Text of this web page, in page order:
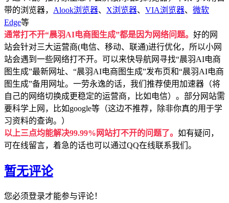
带的浏览器， Alook浏览器、 X浏览器、 VIA浏览器、 微软
Edge等
通常打不开“晨羽AI电商图生成”都是因为网络问题。 好的网
站会针对三大运营商(电信、移动、联通)进行优化，所以小网
站会遇到一些网络打不开。可以来快导航网寻找“晨羽AI电商
图生成”最新网址、“晨羽AI电商图生成”发布页和“晨羽AI电商
图生成”备用网址。一劳永逸的话，我们推荐使用加速器（将
自己的网络切换成更稳定的运营商，比如电信）。部分网站需
要科学上网，比如google等（这边不推荐，除非你真的用于学
习资料的查询。）
以上三点均能解决99.99%网站打不开的问题了。 如有疑问，
可在线留言，着急的话也可以通过QQ在线联系我们。
暂无评论
您必须登录才能参与评论！